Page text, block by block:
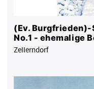
(Ev. Burgfrieden)-
No.1 - ehemalige
Zellerndorf